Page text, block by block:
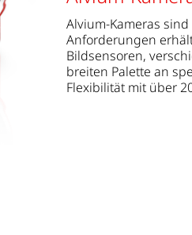
Alvium-Kameras
Anforderungen
Bildsensoren,
breiten Palette an
Flexibilität mit über